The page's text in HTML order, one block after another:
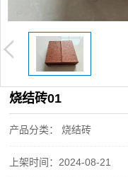
烧结砖01
产品分类： 烧结砖
上架时间：2024-08-21